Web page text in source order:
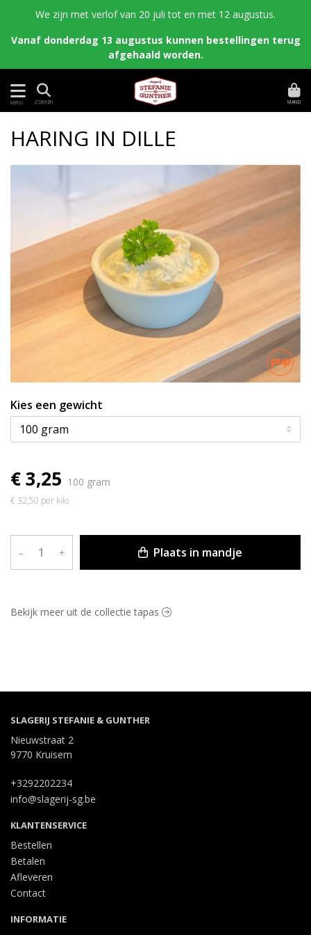
We zijn met verlof van 20 juli tot en met 12 augustus.
Vanaf donderdag 13 augustus kunnen bestellingen terug
afgehaald worden.
MENU ZOEKEN MAND
HARING IN DILLE
Kies een gewicht
€ 3,25 100 gram
€ 32,50 per kilo
– + Plaats in mandje
Bekijk meer uit de collectie tapas
SLAGERIJ STEFANIE & GUNTHER
Nieuwstraat 2
9770 Kruisem
+3292202234
info@slagerij-sg.be
KLANTENSERVICE
Bestellen
Betalen
Afleveren
Contact
INFORMATIE